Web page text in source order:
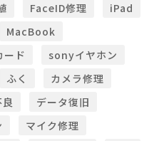
FaceID修理
iPad
MacBook
ード
sonyイヤホン
ふく
カメラ修理
データ復旧
マイク修理